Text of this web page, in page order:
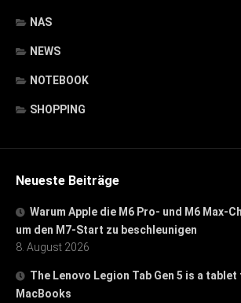
NAS
NEWS
NOTEBOOK
SHOPPING
Neueste Beiträge
Warum Apple die M6 Pro- und M6 Max-
um den M7-Start zu beschleunigen
8. August 2026
The Lenovo Legion Tab Gen 5 is a
MacBooks